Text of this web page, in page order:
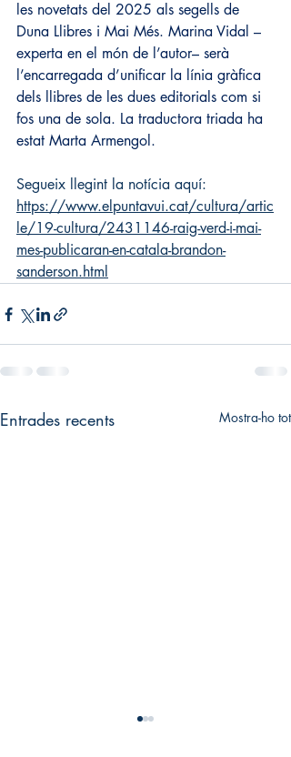
les novetats del 2025 als segells de
Duna Llibres i Mai Més. Marina Vidal –
experta en el món de l’autor– serà
l’encarregada d’unificar la línia gràfica
dels llibres de les dues editorials com si
fos una de sola. La traductora triada ha
estat Marta Armengol.
Segueix llegint la notícia aquí:
https://www.elpuntavui.cat/cultura/artic
le/19-cultura/2431146-raig-verd-i-mai-
mes-publicaran-en-catala-brandon-
sanderson.html
Entrades recents Mostra-ho tot